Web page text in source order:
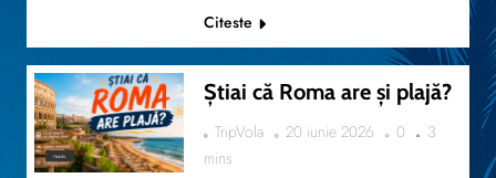
Citeste
TRAVEL
Știai că Roma are și plajă?
TripVola 20 iunie 2026 0
3
mins